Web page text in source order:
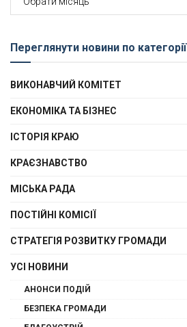
новин
Переглянути новини по категорії
ВИКОНАВЧИЙ КОМІТЕТ
ЕКОНОМІКА ТА БІЗНЕС
ІСТОРІЯ КРАЮ
КРАЄЗНАВСТВО
МІСЬКА РАДА
ПОСТІЙНІ КОМІСІЇ
СТРАТЕГІЯ РОЗВИТКУ ГРОМАДИ
УСІ НОВИНИ
АНОНСИ ПОДІЙ
БЕЗПЕКА ГРОМАДИ